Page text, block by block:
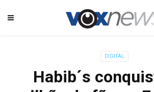
DIGITAL
Habib´s